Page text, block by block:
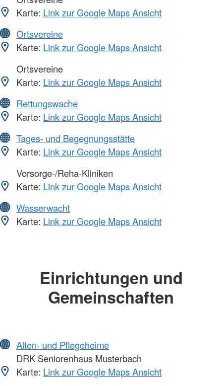
Karte: Link zur Google Maps Ansicht
Ortsvereine
Karte: Link zur Google Maps Ansicht
Ortsvereine
Karte: Link zur Google Maps Ansicht
Rettungswache
Karte: Link zur Google Maps Ansicht
Tages- und Begegnungsstätte
Karte: Link zur Google Maps Ansicht
Vorsorge-/Reha-Kliniken
Karte: Link zur Google Maps Ansicht
Wasserwacht
Karte: Link zur Google Maps Ansicht
Einrichtungen und
Gemeinschaften
Alten- und Pflegeheime
DRK Seniorenhaus Musterbach
Karte: Link zur Google Maps Ansicht